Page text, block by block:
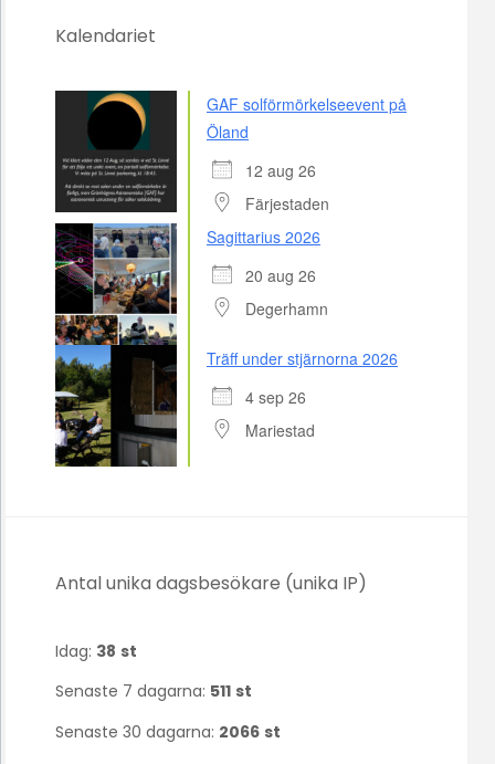
Kalendariet
GAF solförmörkelseevent på
Öland
12 aug 26
Färjestaden
Sagittarius 2026
20 aug 26
Degerhamn
Träff under stjärnorna 2026
4 sep 26
Mariestad
Antal unika dagsbesökare (unika IP)
Idag: 38 st
Senaste 7 dagarna: 511 st
Senaste 30 dagarna: 2066 st